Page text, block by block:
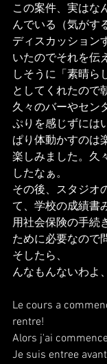
この案件、実はな
んでいる（気がす
ディスカッション
いたのでそれを伝
しそうに「素晴ら
としてくれたので
久々のバーやセン
ぷりを感じずには
ぱり体動かすのは
楽しみました。久
したなぁ。
その後、スタジオ
て、学校の成績書
用社会保険の手続
ために必要なので
そしたら、
んなもんないわよ
Le cours a
rentre!
Alors j'ai
Je suis entree